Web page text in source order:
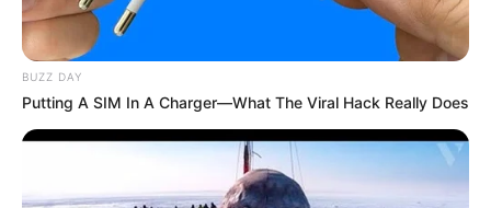
Pendidikan:
Agama: Hindu
Tinggi Badan: – cm
Orang Tua: –
BUZZ DAY
Putting A SIM In A Charger—What The Viral Hack Really Does